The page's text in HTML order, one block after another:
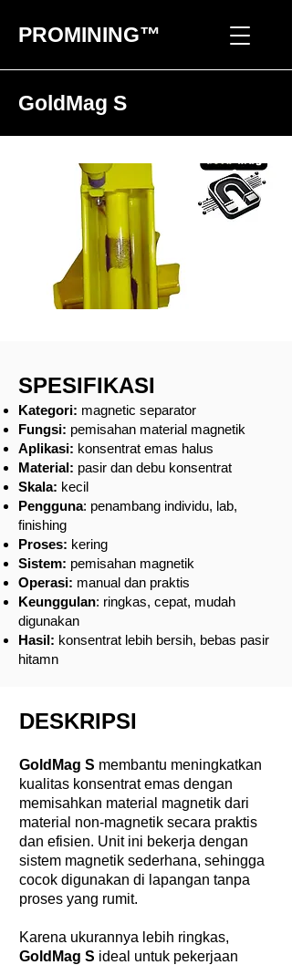
PROMINING™
GoldMag S
SPESIFIKASI
Kategori: magnetic separator
Fungsi: pemisahan material magnetik
Aplikasi: konsentrat emas halus
Material: pasir dan debu konsentrat
Skala: kecil
Pengguna: penambang individu, lab,
finishing
Proses: kering
Sistem: pemisahan magnetik
Operasi: manual dan praktis
Keunggulan: ringkas, cepat, mudah
digunakan
Hasil: konsentrat lebih bersih, bebas pasir
hitamn
DESKRIPSI
GoldMag S membantu meningkatkan
kualitas konsentrat emas dengan
memisahkan material magnetik dari
material non-magnetik secara praktis
dan efisien. Unit ini bekerja dengan
sistem magnetik sederhana, sehingga
cocok digunakan di lapangan tanpa
proses yang rumit.
Karena ukurannya lebih ringkas,
GoldMag S ideal untuk pekerjaan